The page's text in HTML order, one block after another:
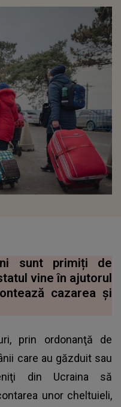
sunt primiți de
vine în ajutorul
cazarea și
prin ordonanţă de
care au găzduit sau
din Ucraina să
unor cheltuieli,